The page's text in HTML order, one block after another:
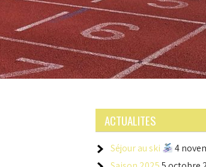
ACTUALITES
Séjour au ski
4